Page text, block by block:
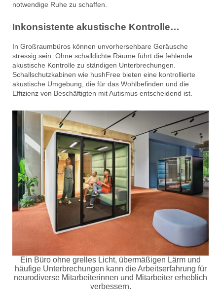
notwendige Ruhe zu schaffen.
Inkonsistente akustische Kontrolle…
In Großraumbüros können unvorhersehbare Geräusche
stressig sein. Ohne schalldichte Räume führt die fehlende
akustische Kontrolle zu ständigen Unterbrechungen.
Schallschutzkabinen wie hushFree bieten eine kontrollierte
akustische Umgebung, die für das Wohlbefinden und die
Effizienz von Beschäftigten mit Autismus entscheidend ist.
Ein Büro ohne grelles Licht, übermäßigen Lärm und
häufige Unterbrechungen kann die Arbeitserfahrung für
neurodiverse Mitarbeiterinnen und Mitarbeiter erheblich
verbessern.